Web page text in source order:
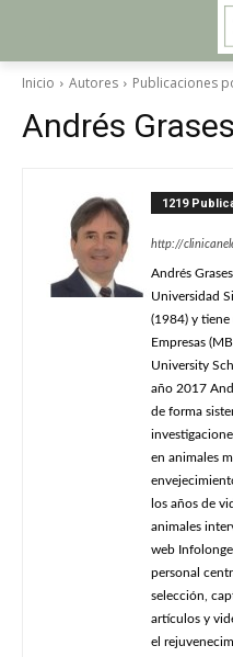
Inicio Autores Publicaciones
Andrés
1219
http://
Andrés
Universidad
(1984) y
Empresas
University
año 2017
de forma
en animales
los años de
animales
web
personal
selección,
artículos y
el